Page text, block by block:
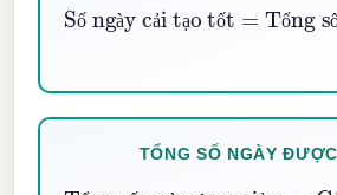
ố à ả ạ ố ổ ố
TỔNG SỐ NGÀY